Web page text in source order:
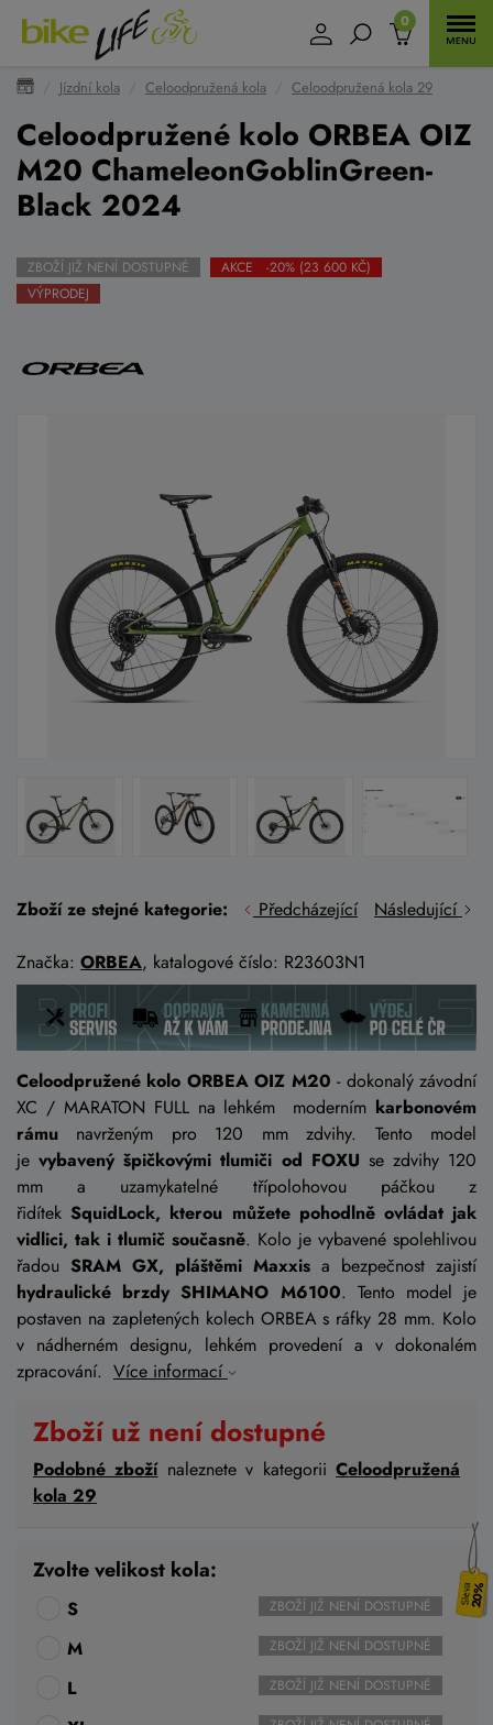
0
Jízdní kola Celoodpružená kola Celoodpružená kola 29
Celoodpružené kolo ORBEA OIZ
M20 ChameleonGoblinGreen-
Black 2024
ZBOŽÍ JIŽ NENÍ DOSTUPNÉ
AKCE -20% (23 600 KČ)
VÝPRODEJ
Zboží ze stejné kategorie: Předcházející Následující
Značka: ORBEA, katalogové číslo: R23603N1
Celoodpružené kolo ORBEA OIZ M20 - dokonalý závodní
XC / MARATON FULL na lehkém moderním karbonovém
rámu navrženým pro 120 mm zdvihy. Tento model
jevybavený špičkovými tlumiči od FOXU se zdvihy 120
mm a uzamykatelné třípolohovou páčkou z
řidítek SquidLock, kterou můžete pohodlně ovládat jak
vidlici, tak i tlumič současně. Kolo je vybavené spolehlivou
řadou SRAM GX, pláštěmi Maxxis a bezpečnost zajistí
hydraulické brzdy SHIMANO M6100. Tento model je
postaven na zapletených kolech ORBEA s ráfky 28 mm. Kolo
v nádherném designu, lehkém provedení a v dokonalém
zpracování. Více informací
Zboží už není dostupné
Podobné zbožínaleznete v kategoriiCeloodpružená
kola 29
20%
Zvolte velikost kola:
S ZBOŽÍ JIŽ NENÍ DOSTUPNÉ
M ZBOŽÍ JIŽ NENÍ DOSTUPNÉ
L ZBOŽÍ JIŽ NENÍ DOSTUPNÉ